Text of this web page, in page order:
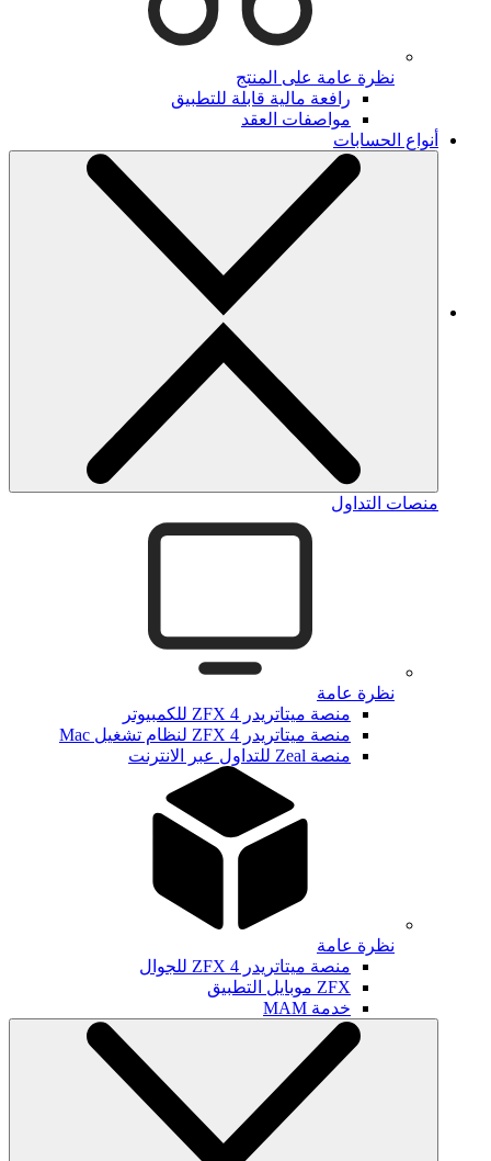
نظرة عامة على المنتج
رافعة مالية قابلة للتطبيق
مواصفات العقد
أنواع الحسابات
منصات التداول
نظرة عامة
منصة ميتاتريدر ZFX 4 للكمبيوتر
منصة ميتاتريدر ZFX 4 لنظام تشغيل Mac
منصة Zeal للتداول عبر الانترنت
نظرة عامة
منصة ميتاتريدر ZFX 4 للجوال
ZFX موبايل التطبيق
خدمة MAM